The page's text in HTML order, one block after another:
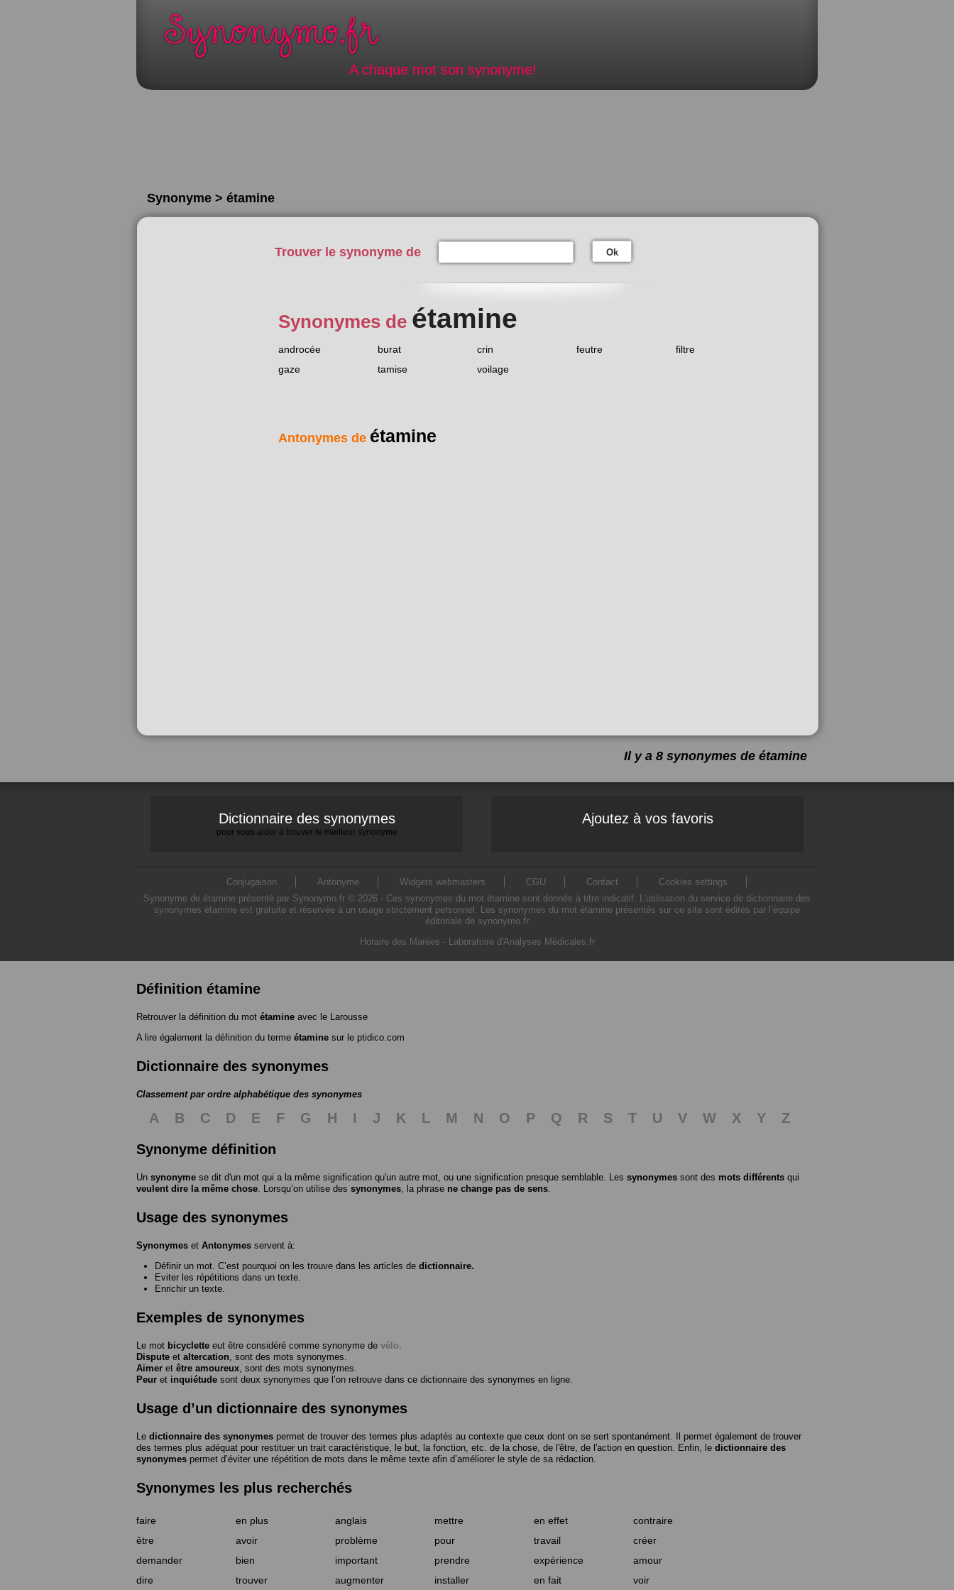
A chaque mot son synonyme!
Synonyme > étamine
Trouver le synonyme de Ok
Synonymes de étamine
androcée burat crin feutre
filtre
gaze
tamise voilage
Antonymes de étamine
Il y a 8 synonymes de étamine
Dictionnaire des synonymes
pour vous aider à trouver le meilleur synonyme
Ajoutez à vos favoris
Conjugaison Antonyme Widgets webmasters CGU Contact
Cookies settings
Synonyme de étamine présenté par Synonymo.fr © 2026 - Ces synonymes du mot étamine sont donnés à titre indicatif. L'utilisation du service de dictionnaire des
synonymes étamine est gratuite et réservée à un usage strictement personnel. Les synonymes du mot étamine présentés sur ce site sont édités par l’équipe
éditoriale de synonymo.fr
Horaire des Marées - Laboratoire d'Analyses Médicales.fr
Définition étamine
Retrouver la définition du mot étamine avec le Larousse
A lire également la définition du terme étamine sur le ptidico.com
Dictionnaire des synonymes
Classement par ordre alphabétique des synonymes
A B C D E F G H I J K L M N O P Q R S T U V W X Y
Z
Synonyme définition
Un synonyme se dit d'un mot qui a la même signification qu'un autre mot, ou une signification presque semblable. Les synonymes sont des mots différents qui
veulent dire la même chose . Lorsqu’on utilise des synonymes , la phrase ne change pas de sens
Usage des synonymes
Synonymes et Antonymes servent à:
Définir un mot. C’est pourquoi on les trouve dans les articles de dictionnaire.
Eviter les répétitions dans un texte.
Enrichir un texte.
Exemples de synonymes
Le mot bicyclette eut être considéré comme synonyme de vélo
Dispute et altercation , sont des mots synonymes.
Aimer et être amoureux , sont des mots synonymes.
Peur et inquiétude sont deux synonymes que l’on retrouve dans ce dictionnaire des synonymes en ligne.
Usage d’un dictionnaire des synonymes
Le dictionnaire des synonymes permet de trouver des termes plus adaptés au contexte que ceux dont on se sert spontanément. Il permet également de trouver
des termes plus adéquat pour restituer un trait caractéristique, le but, la fonction, etc. de la chose, de l'être, de l'action en question. Enfin, le dictionnaire des
synonymes permet d’éviter une répétition de mots dans le même texte afin d’améliorer le style de sa rédaction.
Synonymes les plus recherchés
faire en plus anglais mettre en effet
contraire
être
avoir problème pour travail
créer
demander
bien important prendre expérience
amour
dire
trouver augmenter installer en fait voir